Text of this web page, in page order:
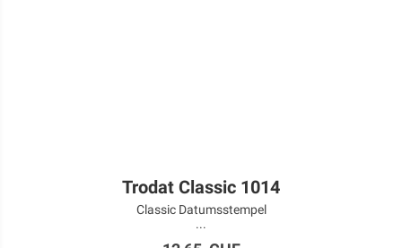
Trodat Classic 1014
Classic Datumsstempel
...